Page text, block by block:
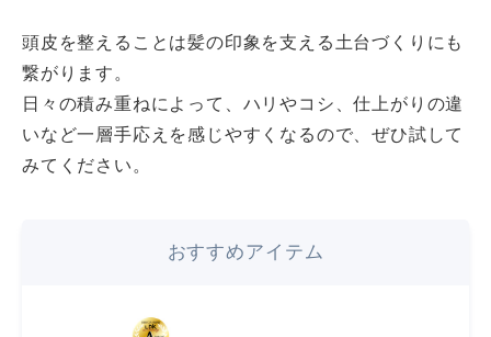
頭皮を整えることは髪の印象を支える土台づくりにも
繋がります。
日々の積み重ねによって、ハリやコシ、仕上がりの違
いなど一層手応えを感じやすくなるので、ぜひ試して
みてください。
おすすめアイテム